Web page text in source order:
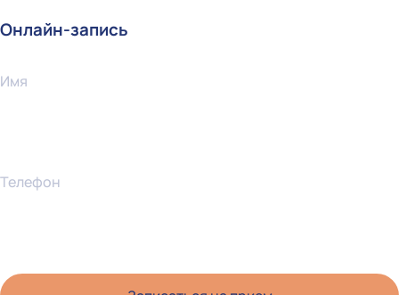
Онлайн-запись
Имя
Телефон